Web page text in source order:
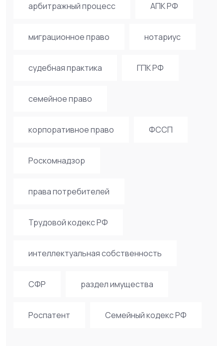
арбитражный процесс АПК РФ
миграционное право нотариус
судебная практика ГПК РФ
семейное право
корпоративное право ФССП
Роскомнадзор
права потребителей
Трудовой кодекс РФ
интеллектуальная собственность
СФР раздел имущества
Роспатент Семейный кодекс РФ